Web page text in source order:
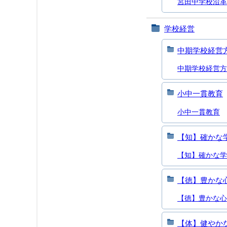
学校経営
中期学校経営
中期学校経営
小中一貫教育
小中一貫教育
【知】確かな
【知】確かな
【徳】豊かな
【徳】豊かな心
【体】健やか